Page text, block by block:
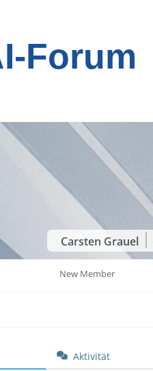
Forum
Carsten Grauel
New Member
Aktivität